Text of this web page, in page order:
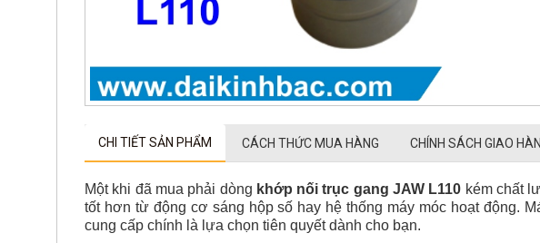
CHI TIẾT SẢN PHẨM CÁCH THỨC MUA HÀNG CHÍNH SÁCH GIAO
Một khi đã mua phải dòng khớp nối trục gang JAW L110 kém chất
tốt hơn từ động cơ sáng hộp số hay hệ thống máy móc hoạt động.
cung cấp chính là lựa chọn tiên quyết dành cho bạn.